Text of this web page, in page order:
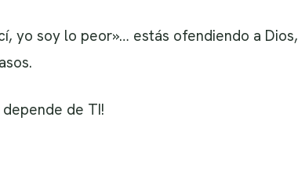
yo soy lo peor»… estás ofendiendo a Dios,
de TI!